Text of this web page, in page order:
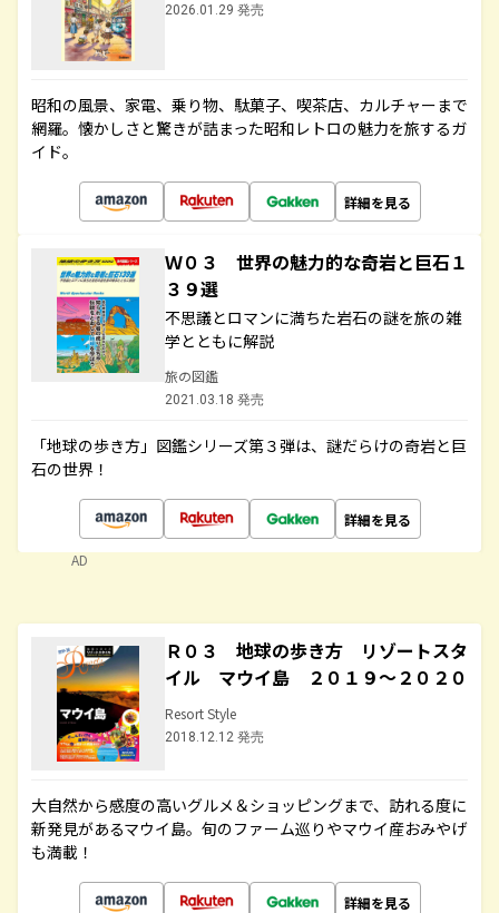
2026.01.29 発売
昭和の風景、家電、乗り物、駄菓子、喫茶店、カルチャーまで
網羅。懐かしさと驚きが詰まった昭和レトロの魅力を旅するガ
イド。
詳細を見る
Ｗ０３ 世界の魅力的な奇岩と巨石１
３９選
不思議とロマンに満ちた岩石の謎を旅の雑
学とともに解説
旅の図鑑
2021.03.18 発売
「地球の歩き方」図鑑シリーズ第３弾は、謎だらけの奇岩と巨
石の世界！
詳細を見る
AD
Ｒ０３ 地球の歩き方 リゾートスタ
イル マウイ島 ２０１９～２０２０
Resort Style
2018.12.12 発売
大自然から感度の高いグルメ＆ショッピングまで、訪れる度に
新発見があるマウイ島。旬のファーム巡りやマウイ産おみやげ
も満載！
詳細を見る